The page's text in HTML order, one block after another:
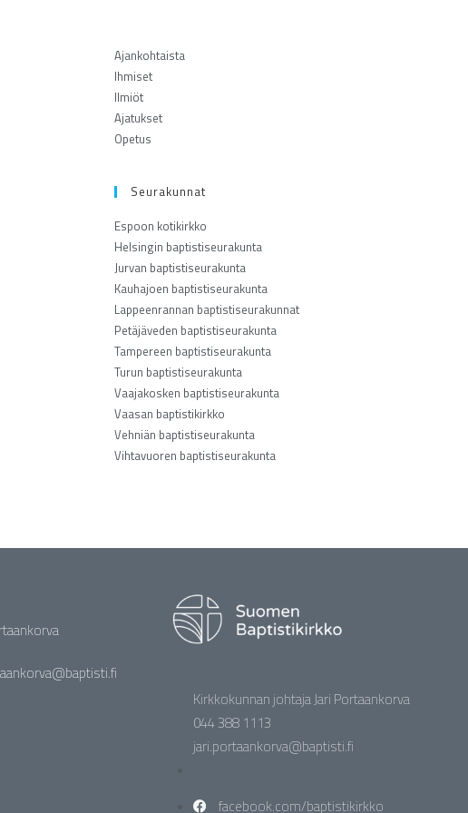
Ajankohtaista
Ihmiset
Ilmiöt
Ajatukset
Opetus
Seurakunnat
Espoon kotikirkko
Helsingin baptistiseurakunta
Jurvan baptistiseurakunta
Kauhajoen baptistiseurakunta
Lappeenrannan baptistiseurakunnat
Petäjäveden baptistiseurakunta
Tampereen baptistiseurakunta
Turun baptistiseurakunta
Vaajakosken baptistiseurakunta
Vaasan baptistikirkko
Vehniän baptistiseurakunta
Vihtavuoren baptistiseurakunta
Kirkkokunnan johtaja Jari Portaankorva
044 388 1113
jari.portaankorva@baptisti.fi
facebook.com/baptistikirkko